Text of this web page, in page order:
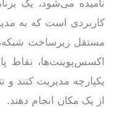
نامیده می‌شود، یک
کاربردی است که به
مستقل زیرساخت شبکه،
اکسس‌پوینت‌ها، نقاط
یکپارچه مدیریت کنند و
از یک مکان انجام دهند.